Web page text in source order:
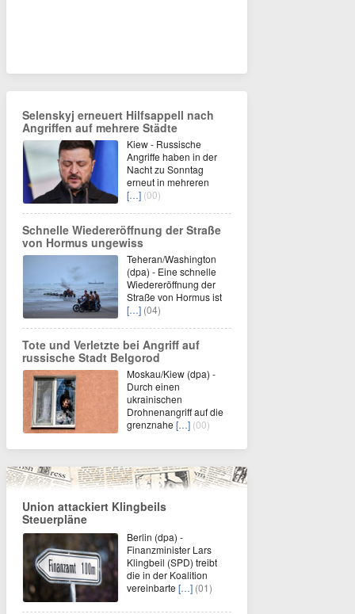
Selenskyj erneuert Hilfsappell nach
Angriffen auf mehrere Städte
Kiew - Russische
Angriffe haben in der
Nacht zu Sonntag
erneut in mehreren
[…] (00)
Schnelle Wiedereröffnung der Straße
von Hormus ungewiss
Teheran/Washington
(dpa) - Eine schnelle
Wiedereröffnung der
Straße von Hormus ist
[…] (04)
Tote und Verletzte bei Angriff auf
russische Stadt Belgorod
Moskau/Kiew (dpa) -
Durch einen
ukrainischen
Drohnenangriff auf die
grenznahe […] (00)
Union attackiert Klingbeils
Steuerpläne
Berlin (dpa) -
Finanzminister Lars
Klingbeil (SPD) treibt
die in der Koalition
vereinbarte […] (01)